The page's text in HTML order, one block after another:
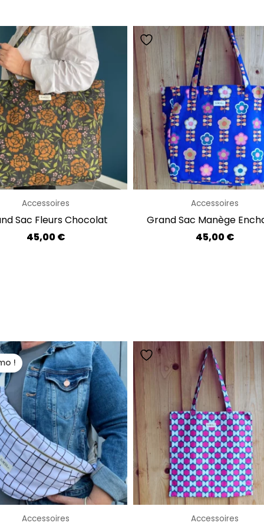
Accessoires
Sac Fleurs Chocolat
45,00€
Accessoires
Grand Sac Manège
45,00€
!
Accessoires
Le
prix
initial
était :
64,00 €.
Le
prix
actuel
est :
37,00 €.
Accessoires